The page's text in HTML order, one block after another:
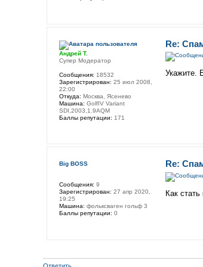
Re:
Укажите.
Андрей Т.
Супер Модератор
Сообщения: 18532
Зарегистрирован: 25 июл 2008,
22:00
Откуда: Москва, Ясенево
Машина: GolfIV Variant
SDI,2003,1.9AQM
Баллы репутации: 171
Re:
Как
Big BOSS
Сообщения: 9
Зарегистрирован: 27 апр 2020,
19:25
Машина: фольксваген гольф 3
Баллы репутации: 0